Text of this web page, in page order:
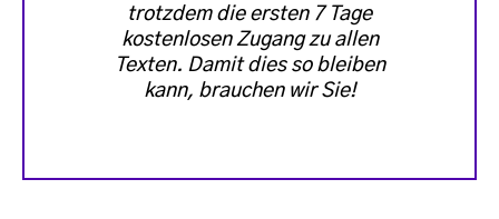
trotzdem die ersten 7 Tage
kostenlosen Zugang zu allen
Texten. Damit dies so bleiben
kann, brauchen wir Sie!